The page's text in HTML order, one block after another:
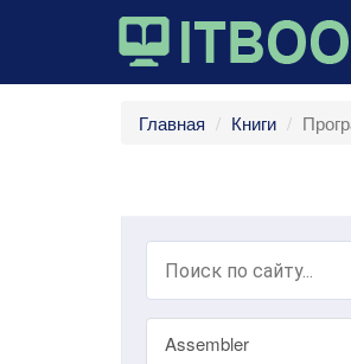
Главная Книги
Assembler